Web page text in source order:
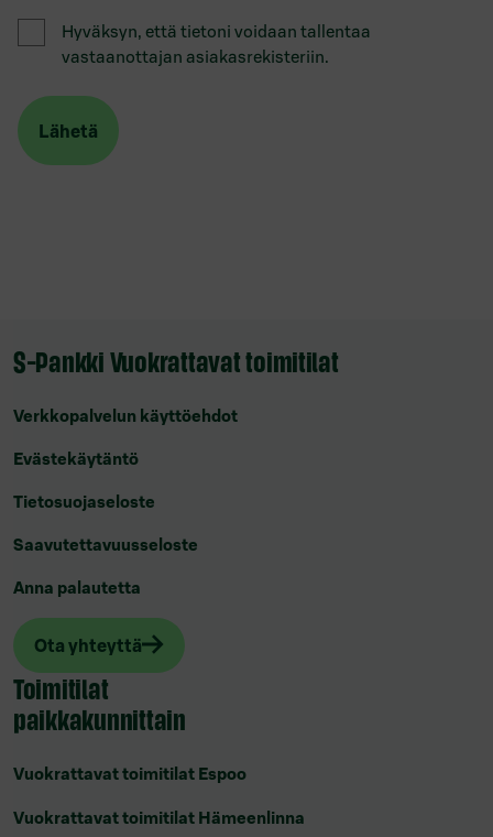
Hyväksyn, että tietoni voidaan tallentaa
vastaanottajan asiakasrekisteriin.
S-Pankki Vuokrattavat toimitilat
Verkkopalvelun käyttöehdot
Evästekäytäntö
Tietosuojaseloste
Saavutettavuusseloste
Anna palautetta
Ota yhteyttä
Toimitilat
paikkakunnittain
Vuokrattavat toimitilat Espoo
Vuokrattavat toimitilat Hämeenlinna